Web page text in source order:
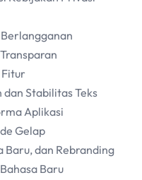
Stabilitas Teks
Aplikasi
Gelap
Baru, dan Rebranding
Baru